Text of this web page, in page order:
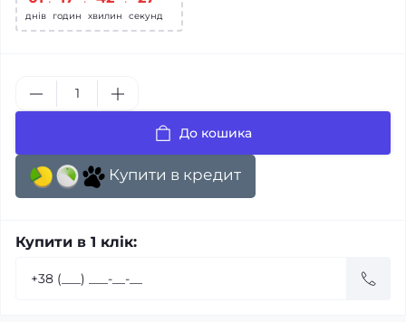
днів годин хвилин секунд
До кошика
Купити в кредит
Купити в 1 клік: